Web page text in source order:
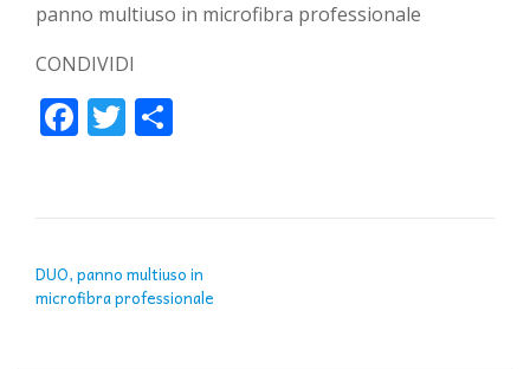
panno multiuso in microfibra professionale
CONDIVIDI
FacebookTwitter
DUO, panno multiuso in
microfibra professionale